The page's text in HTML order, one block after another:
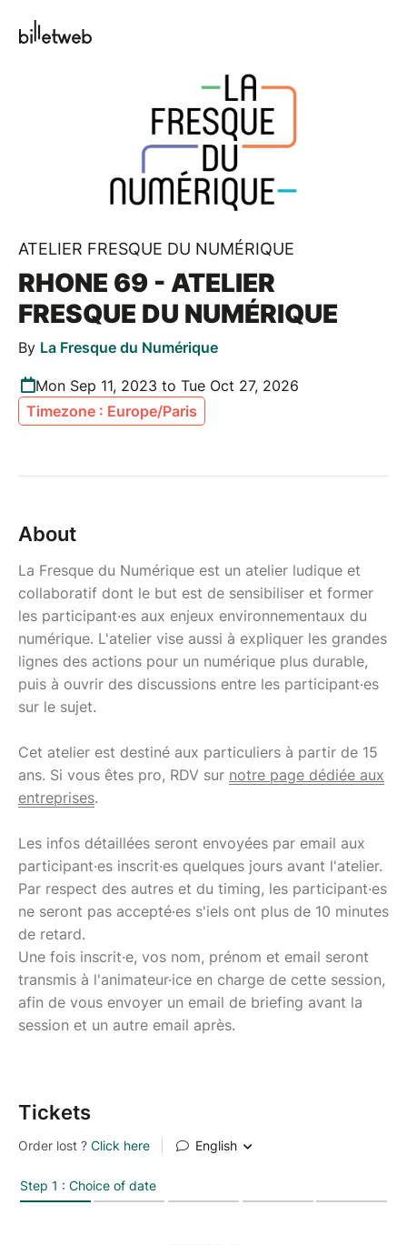
ATELIER FRESQUE DU NUMÉRIQUE
RHONE 69 - ATELIER
FRESQUE DU NUMÉRIQUE
By La Fresque du Numérique
Mon Sep 11, 2023 to Tue Oct 27, 2026
Timezone : Europe/Paris
About
La Fresque du Numérique est un atelier ludique et
collaboratif dont le but est de sensibiliser et former
les participant·es aux enjeux environnementaux du
numérique. L'atelier vise aussi à expliquer les grandes
lignes des actions pour un numérique plus durable,
puis à ouvrir des discussions entre les participant·es
sur le sujet.
Cet atelier est destiné aux particuliers à partir de 15
ans. Si vous êtes pro, RDV sur notre page dédiée aux
entreprises.
Les infos détaillées seront envoyées par email aux
participant·es inscrit·es quelques jours avant l'atelier.
Par respect des autres et du timing, les participant·es
ne seront pas accepté·es s'iels ont plus de 10 minutes
de retard.
Une fois inscrit·e, vos nom, prénom et email seront
transmis à l'animateur·ice en charge de cette session,
afin de vous envoyer un email de briefing avant la
session et un autre email après.
Tickets